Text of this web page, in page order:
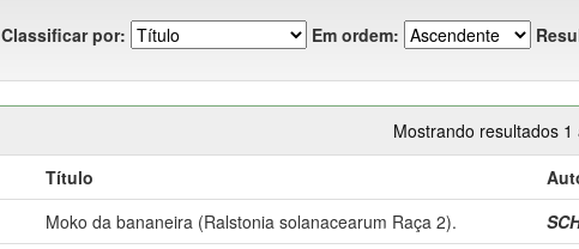
Classificar por: Em ordem:
Mostrando resultados 1
Título
Moko da bananeira (Ralstonia solanacearum Raça 2).